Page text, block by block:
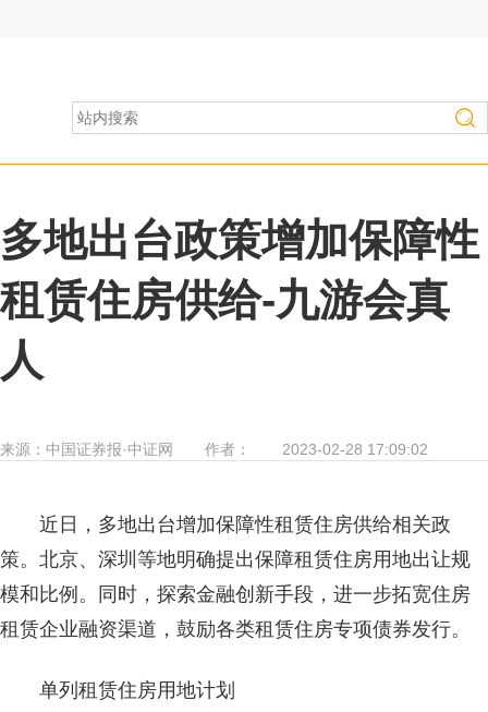
多地出台政策增加保障性
租赁住房供给-九游会真
人
来源： 中国证券报·中证网 作者： 2023-02-28 17:09:02
近日，多地出台增加保障性租赁住房供给相关政
策。北京、深圳等地明确提出保障租赁住房用地出让规
模和比例。同时，探索金融创新手段，进一步拓宽住房
租赁企业融资渠道，鼓励各类租赁住房专项债券发行。
单列租赁住房用地计划